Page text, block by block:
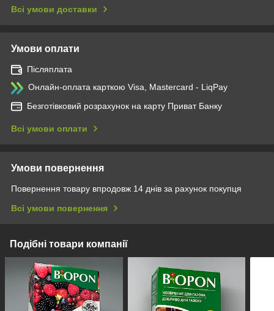
Всі умови доставки
Умови оплати
Післяплата
Онлайн-оплата карткою Visa, Mastercard - LiqPay
Безготівковий розрахунок на карту Приват Банку
Всі умови оплати
Умови повернення
Повернення товару впродовж 14 днів за рахунок покупця
Всі умови повернення
Подібні товари компанії